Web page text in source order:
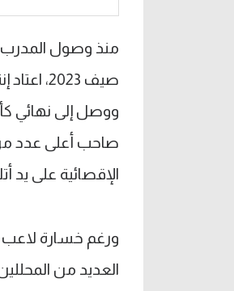
منذ وصول المدرب
صاحب أعلى عدد من
الإقصائية على يد
ورغم خسارة لاعب
العديد من